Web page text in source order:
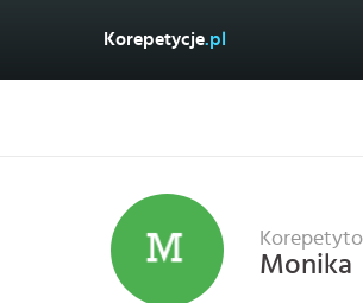
Korepetycje.pl
Monika